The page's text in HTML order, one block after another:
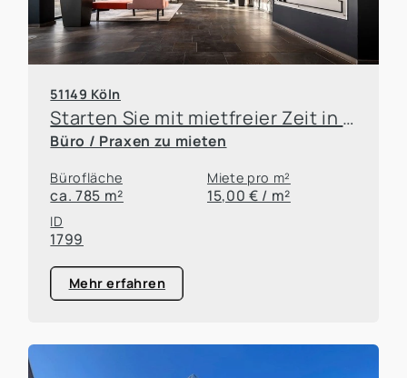
51149 Köln
Starten Sie mit mietfreier Zeit in Ihre neuen Flächen!
Büro / Praxen zu mieten
Bürofläche
ca. 785 m²
Miete pro m²
15,00 € / m²
ID
1799
Mehr erfahren